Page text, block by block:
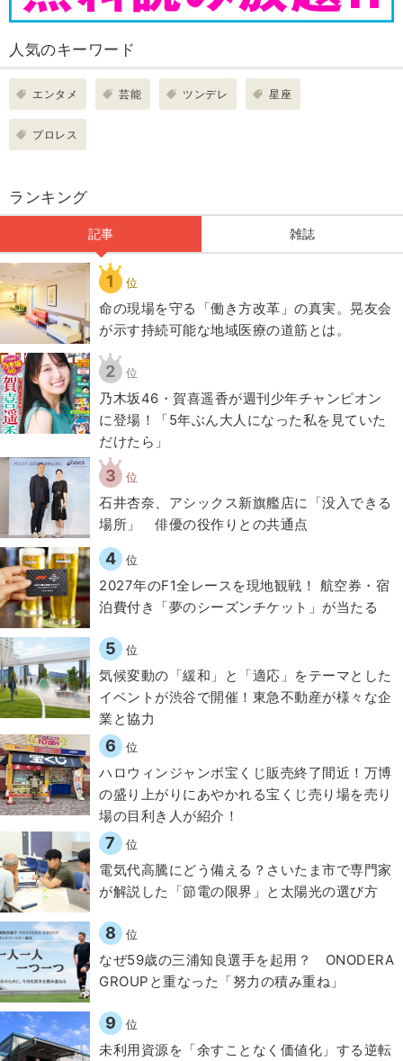
人気のキーワード
エンタメ 芸能 ツンデレ 星座
プロレス
ランキング
記事 雑誌
1 位
​命の現場を守る「働き方改革」の真実。晃友会
が示す持続可能な地域医療の道筋とは。
2 位
乃木坂46・賀喜遥香が週刊少年チャンピオン
に登場！「5年ぶん大人になった私を見ていた
だけたら」
3 位
石井杏奈、アシックス新旗艦店に「没入できる
場所」 俳優の役作りとの共通点
4 位
2027年のF1全レースを現地観戦！ 航空券・宿
泊費付き「夢のシーズンチケット」が当たる
5 位
気候変動の「緩和」と「適応」をテーマとした
イベントが渋谷で開催！東急不動産が様々な企
業と協力
6 位
ハロウィンジャンボ宝くじ販売終了間近！万博
の盛り上がりにあやかれる宝くじ売り場を売り
場の目利き人が紹介！
7 位
電気代高騰にどう備える？さいたま市で専門家
が解説した「節電の限界」と太陽光の選び方
8 位
なぜ59歳の三浦知良選手を起用？ ONODERA
GROUPと重なった「努力の積み重ね」
9 位
​​未利用資源を「余すことなく価値化」する逆転